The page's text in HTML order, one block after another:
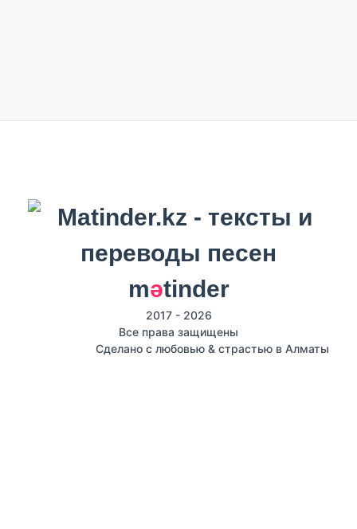
mәtinder
2017 - 2026
Все права защищены
Сделано с любовью & страстью в Алматы